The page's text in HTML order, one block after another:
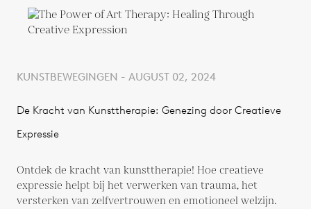
KUNSTBEWEGINGEN - AUGUST 02, 2024
De Kracht van Kunsttherapie: Genezing door Creatieve
Expressie
Ontdek de kracht van kunsttherapie! Hoe creatieve
expressie helpt bij het verwerken van trauma, het
versterken van zelfvertrouwen en emotioneel welzijn.